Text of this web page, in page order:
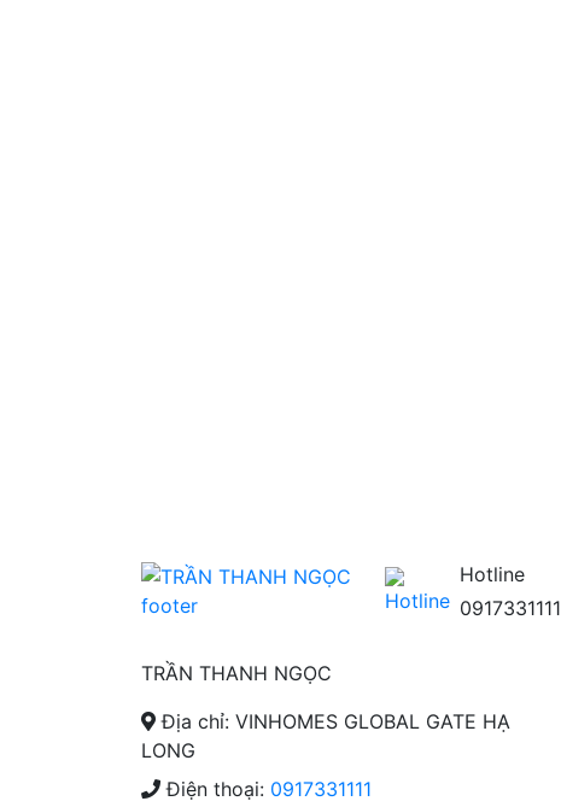
Hotline
0917331111
TRẦN THANH NGỌC
Địa chỉ: VINHOMES GLOBAL GATE HẠ
LONG
Điện thoại: 0917331111